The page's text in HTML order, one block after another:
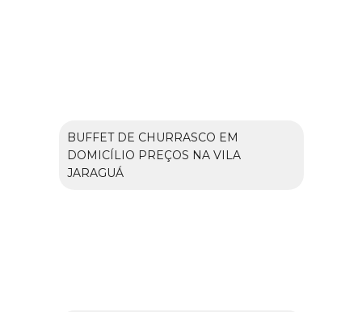
BUFFET DE CHURRASCO EM
DOMICÍLIO PREÇOS NA VILA
JARAGUÁ